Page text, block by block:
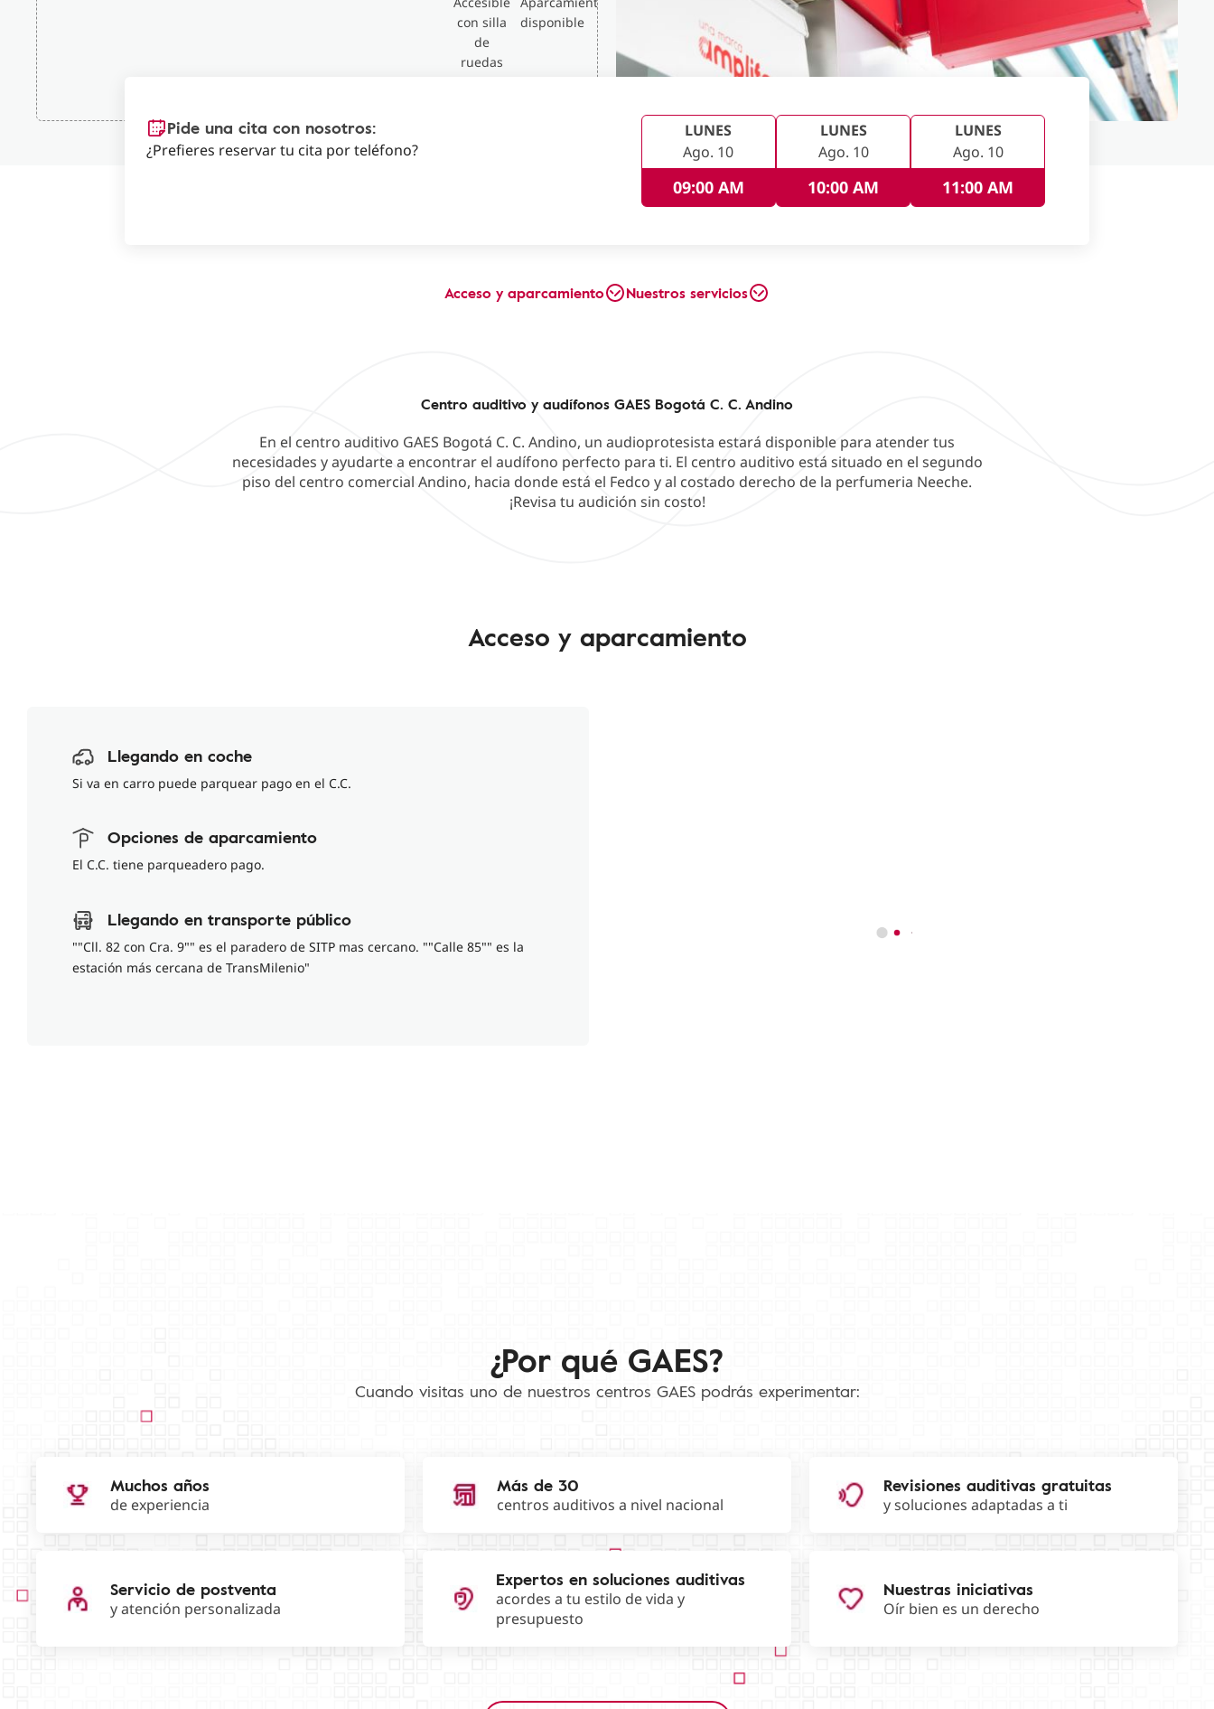
con silla
de
ruedas
disponible
Pide una cita con nosotros:
¿Prefieres reservar tu cita por teléfono?
LUNES
Ago. 10
09:00 AM
LUNES
Ago. 10
10:00 AM
LUNES
Ago. 10
11:00 AM
Acceso y aparcamiento Nuestros servicios
Centro auditivo y audífonos GAES Bogotá C. C. Andino
En el centro auditivo GAES Bogotá C. C. Andino, un audioprotesista estará disponible para atender tus
necesidades y ayudarte a encontrar el audífono perfecto para ti. El centro auditivo está situado en el segundo
piso del centro comercial Andino, hacia donde está el Fedco y al costado derecho de la perfumeria Neeche.
¡Revisa tu audición sin costo!
Acceso y aparcamiento
Llegando en coche
Si va en carro puede parquear pago en el C.C.
Opciones de aparcamiento
El C.C. tiene parqueadero pago.
Llegando en transporte público
""Cll. 82 con Cra. 9"" es el paradero de SITP mas cercano. ""Calle 85"" es la
estación más cercana de TransMilenio"
¿Por qué GAES?
Cuando visitas uno de nuestros centros GAES podrás experimentar:
Muchos años
de experiencia
Más de 30
centros auditivos a nivel nacional
Revisiones auditivas gratuitas
y soluciones adaptadas a ti
Servicio de postventa
y atención personalizada
Expertos en soluciones auditivas
acordes a tu estilo de vida y
presupuesto
Nuestras iniciativas
Oír bien es un derecho